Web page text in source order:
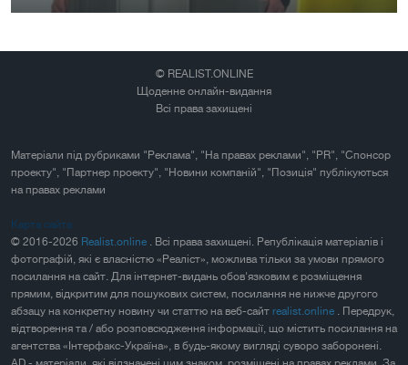
© REALIST.ONLINE
Щоденне онлайн-видання
Всі права захищені
Матеріали під рубриками "Реклама", "На правах реклами", "PR", "Спонсор
проекту", "Партнер проекту", "Новини компаній", "Позиція" публікуються
на правах реклами
Карта сайта
© 2016-2026 Realist.online . Всі права захищені. Републікація матеріалів і
фотографій, які є власністю «Реаліст», можлива тільки за умови прямого
посилання на сайт. Для інтернет-видань обов'язковим є розміщення
прямим, відкритим для пошукових систем, посилання не нижче другого
абзацу на конкретну новину чи статтю на веб-сайт realist.online . Передрук,
відтворення та / або розповсюдження інформації, що містить посилання на
агентства «Інтерфакс-Україна», в будь-якому вигляді суворо заборонені.